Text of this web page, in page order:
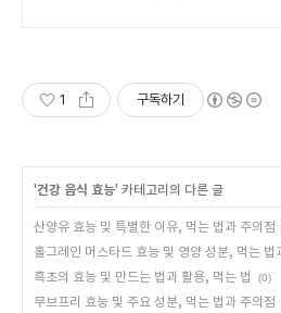
1 구독하기
'건강 음식 효능' 카테고리의 다른 글
산양유 효능 및 특별한 이유, 먹는 법과 주의점
홀그레인 머스타드 효능 및 영양 성분, 먹는 법
흑초의 효능 및 만드는 법과 활용, 먹는 법
(0)
무브프리 효능 및 주요 성분, 먹는 법과 주의점